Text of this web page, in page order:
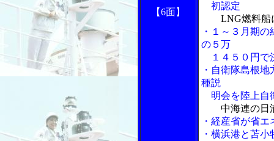
【6面】
初認定
LNG燃料船
・１～３月期
の５万
１４５０円で
・自衛隊島根
種説
明会を陸上自
中海連の日
・経産省が省
・横浜港と苫